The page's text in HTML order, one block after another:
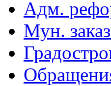
Адм.
Мун.